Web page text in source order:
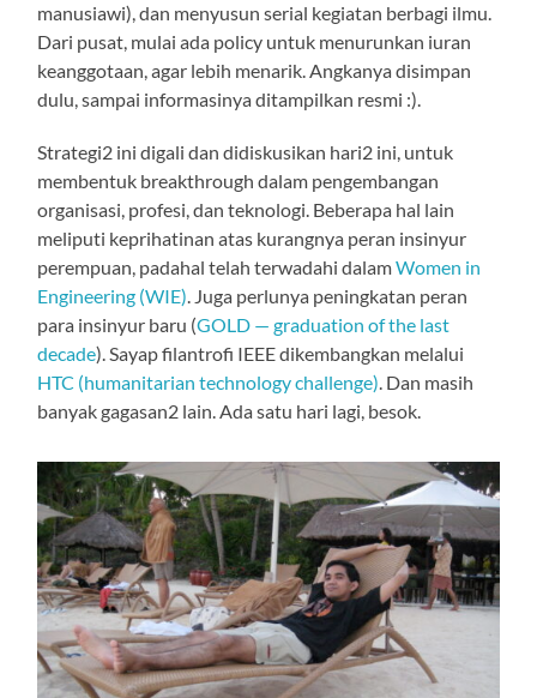
manusiawi), dan menyusun serial kegiatan berbagi ilmu.
Dari pusat, mulai ada policy untuk menurunkan iuran
keanggotaan, agar lebih menarik. Angkanya disimpan
dulu, sampai informasinya ditampilkan resmi :).
Strategi2 ini digali dan didiskusikan hari2 ini, untuk
membentuk breakthrough dalam pengembangan
organisasi, profesi, dan teknologi. Beberapa hal lain
meliputi keprihatinan atas kurangnya peran insinyur
perempuan, padahal telah terwadahi dalamWomen in
Engineering (WIE). Juga perlunya peningkatan peran
para insinyur baru (GOLD — graduation of the last
decade). Sayap filantrofi IEEE dikembangkan melalui
HTC (humanitarian technology challenge). Dan masih
banyak gagasan2 lain. Ada satu hari lagi, besok.